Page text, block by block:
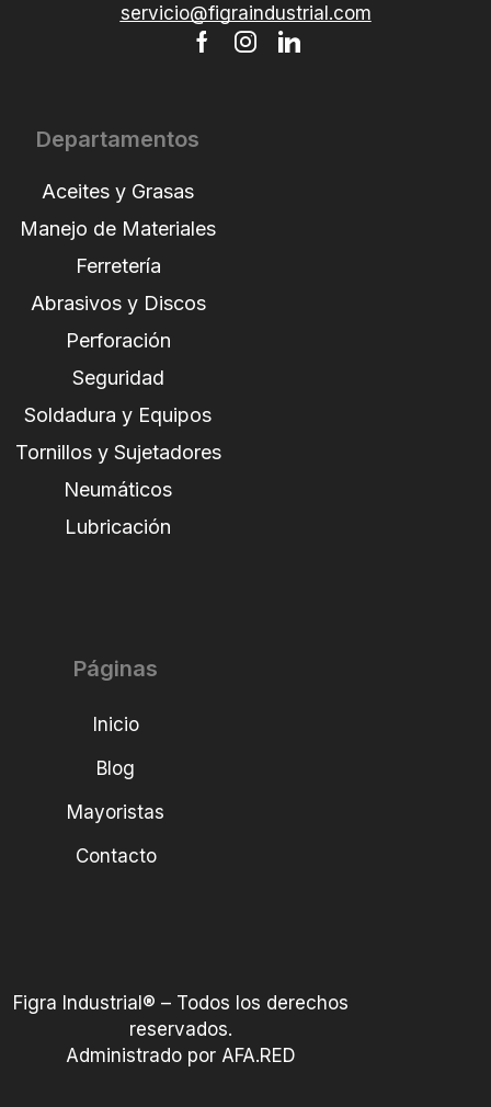
servicio@figraindustrial.com
Departamentos
Aceites y Grasas
Manejo de Materiales
Ferretería
Abrasivos y Discos
Perforación
Seguridad
Soldadura y Equipos
Tornillos y Sujetadores
Neumáticos
Lubricación
Páginas
Inicio
Blog
Mayoristas
Contacto
Figra Industrial® – Todos los derechos
reservados.
Administrado por AFA.RED